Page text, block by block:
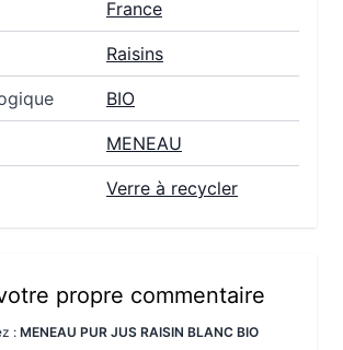
France
Raisins
BIO
MENEAU
Verre à recycler
propre commentaire
: MENEAU PUR JUS RAISIN BLANC BIO